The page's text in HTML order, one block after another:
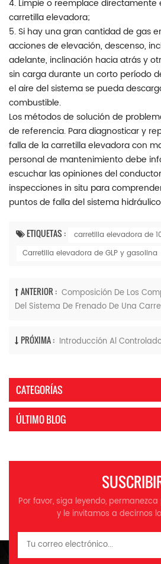
4. Limpie o reemplace
carretilla elevadora;
5. Si hay una gran cantidad de gas
acciones de elevación, descenso,
adelante, inclinación hacia atrás y
sin carga durante un corto período
el aire del sistema se pueda
combustible.
Los métodos de solución de
de referencia. Para diagnosticar y
falla de la carretilla elevadora con
personal de mantenimiento debe
escuchar las opiniones del
inspecciones in situ para
puntos de falla del sistema
ETIQUETAS :
carretilla elevadora de
Carretilla elevadora de GLP y gasolina
ANTERIOR : Composición De Los
Del Sistema De Frenado De Una
PRÓXIMA : Introducción Al
CATEGORÍAS
ÚLTIMO BLOG
Por favor, siga leyendo,
y le invitamos a decirnos